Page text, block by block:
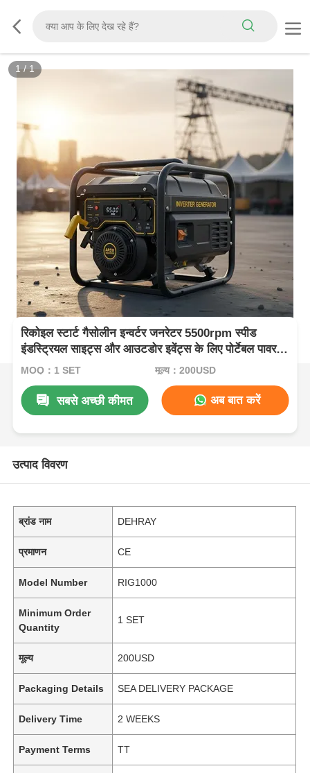
1/1
रिकोइल स्टार्ट गैसोलीन इन्वर्टर जनरेटर 5500rpm स्पीड
इंडस्ट्रियल साइट्स और आउटडोर इवेंट्स के लिए पोर्टेबल पावर
समाधान
MOQ：1 SET मूल्य：200USD
सबसे अच्छी कीमत अब बात करें
उत्पाद विवरण
ब्रांड नाम DEHRAY
प्रमाणन CE
Model Number RIG1000
Minimum Order
Quantity
1 SET
मूल्य 200USD
Packaging Details SEA DELIVERY PACKAGE
Delivery Time 2 WEEKS
Payment Terms TT